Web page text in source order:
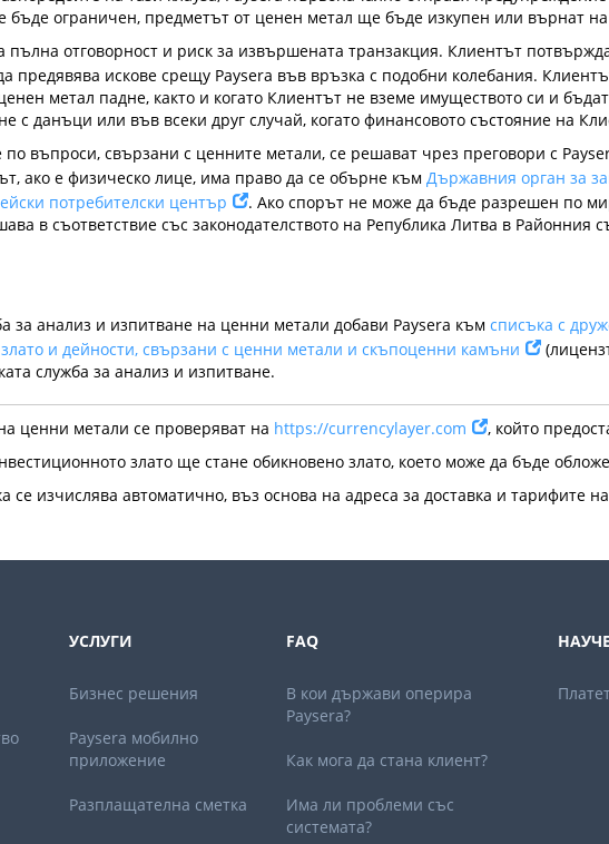
бъде ограничен, предметът от ценен метал ще бъде изкупен или върнат
пълна отговорност и риск за извършената транзакция. Клиентът
предявява искове срещу Paysera във връзка с подобни колебания.
метал падне, както и когато Клиентът не вземе имуществото си и
с данъци или във всеки друг случай, когато финансовото състояние на
по въпроси, свързани с ценните метали, се решават чрез преговори с
ако е физическо лице, има право да се обърне към Държавния орган за
потребителски център
. Ако спорът не може да бъде разрешен по
в съответствие със законодателството на Република Литва в Районния
за анализ и изпитване на ценни метали добави Paysera към списъка с
и дейности, свързани с ценни метали и скъпоценни камъни
служба за анализ и изпитване.
ценни метали се проверяват на https://currencylayer.com , който
злато ще стане обикновено злато, което може да бъде
се изчислява автоматично, въз основа на адреса за доставка и тарифите
УСЛУГИ
Бизнес решения
Paysera мобилно
приложение
Разплащателна сметка
FAQ
В кои държави оперира
Paysera?
Как мога да стана клиент?
Има ли проблеми със
системата?